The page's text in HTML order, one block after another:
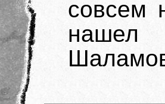
совсем